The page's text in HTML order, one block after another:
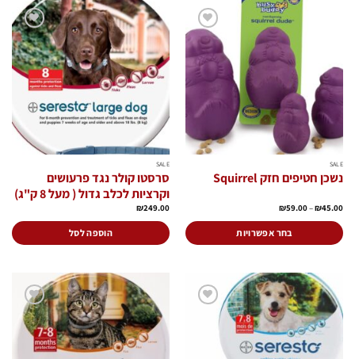
הוסף
לרשימת
המשאלות
SALE
נשכן חטיפים חזק Squirrel
₪45.00
–
₪59.00 טווח
⁦₪45.00⁩
עד
⁦₪59.00⁩
בחר אפשרויות
מספר
סוגים.
ניתן
הוסף
לרשימת
המשאלות
SALE
סרסטו קולר נגד פרעושים
וקרציות לכלב גדול ( מעל 8 ק"ג)
₪249.00
הוספה לסל
הוסף
לרשימת
המשאלות